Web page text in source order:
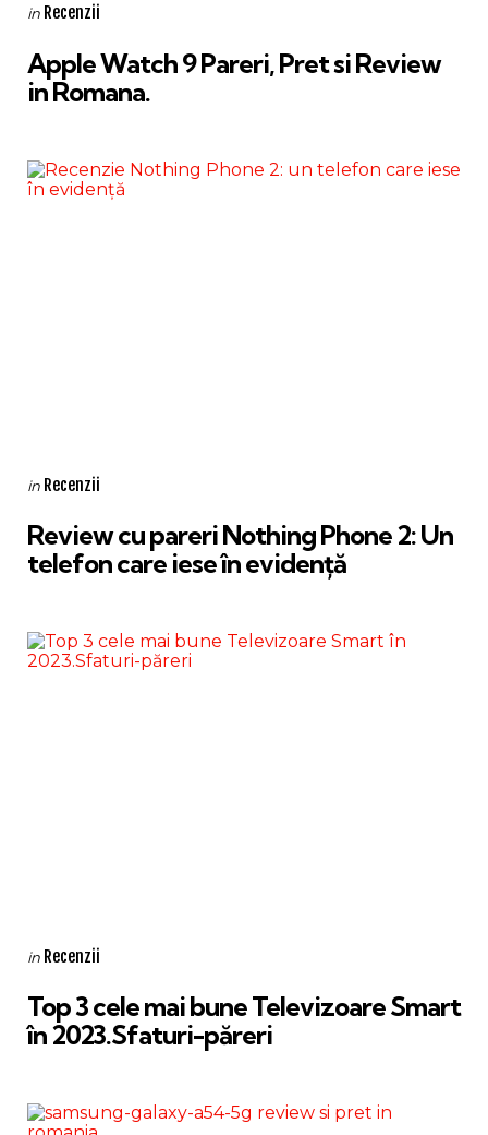
Categories
Posted
in Recenzii
Apple Watch 9 Pareri, Pret si Review
in Romana.
Categories
Posted
in Recenzii
Review cu pareri Nothing Phone 2: Un
telefon care iese în evidență
Categories
Posted
in Recenzii
Top 3 cele mai bune Televizoare Smart
în 2023.Sfaturi-păreri